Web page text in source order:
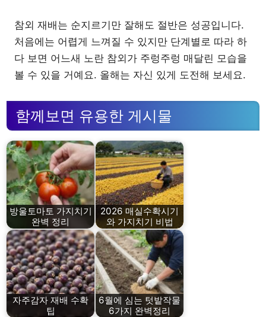
참외 재배는 순지르기만 잘해도 절반은 성공입니다.
처음에는 어렵게 느껴질 수 있지만 단계별로 따라 하
다 보면 어느새 노란 참외가 주렁주렁 매달린 모습을
볼 수 있을 거예요. 올해는 자신 있게 도전해 보세요.
함께보면 유용한 게시물
방울토마토 가지치기
완벽 정리
2026 매실수확시기
와 가지치기 비법
자주감자 재배 수확
팁
6월에 심는 텃밭작물
6가지 완벽정리